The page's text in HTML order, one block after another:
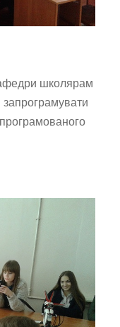
школярам